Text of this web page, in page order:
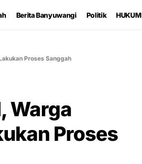
Berita Banyuwangi Politik HUKUM
Proses Sanggah
Warga
Proses